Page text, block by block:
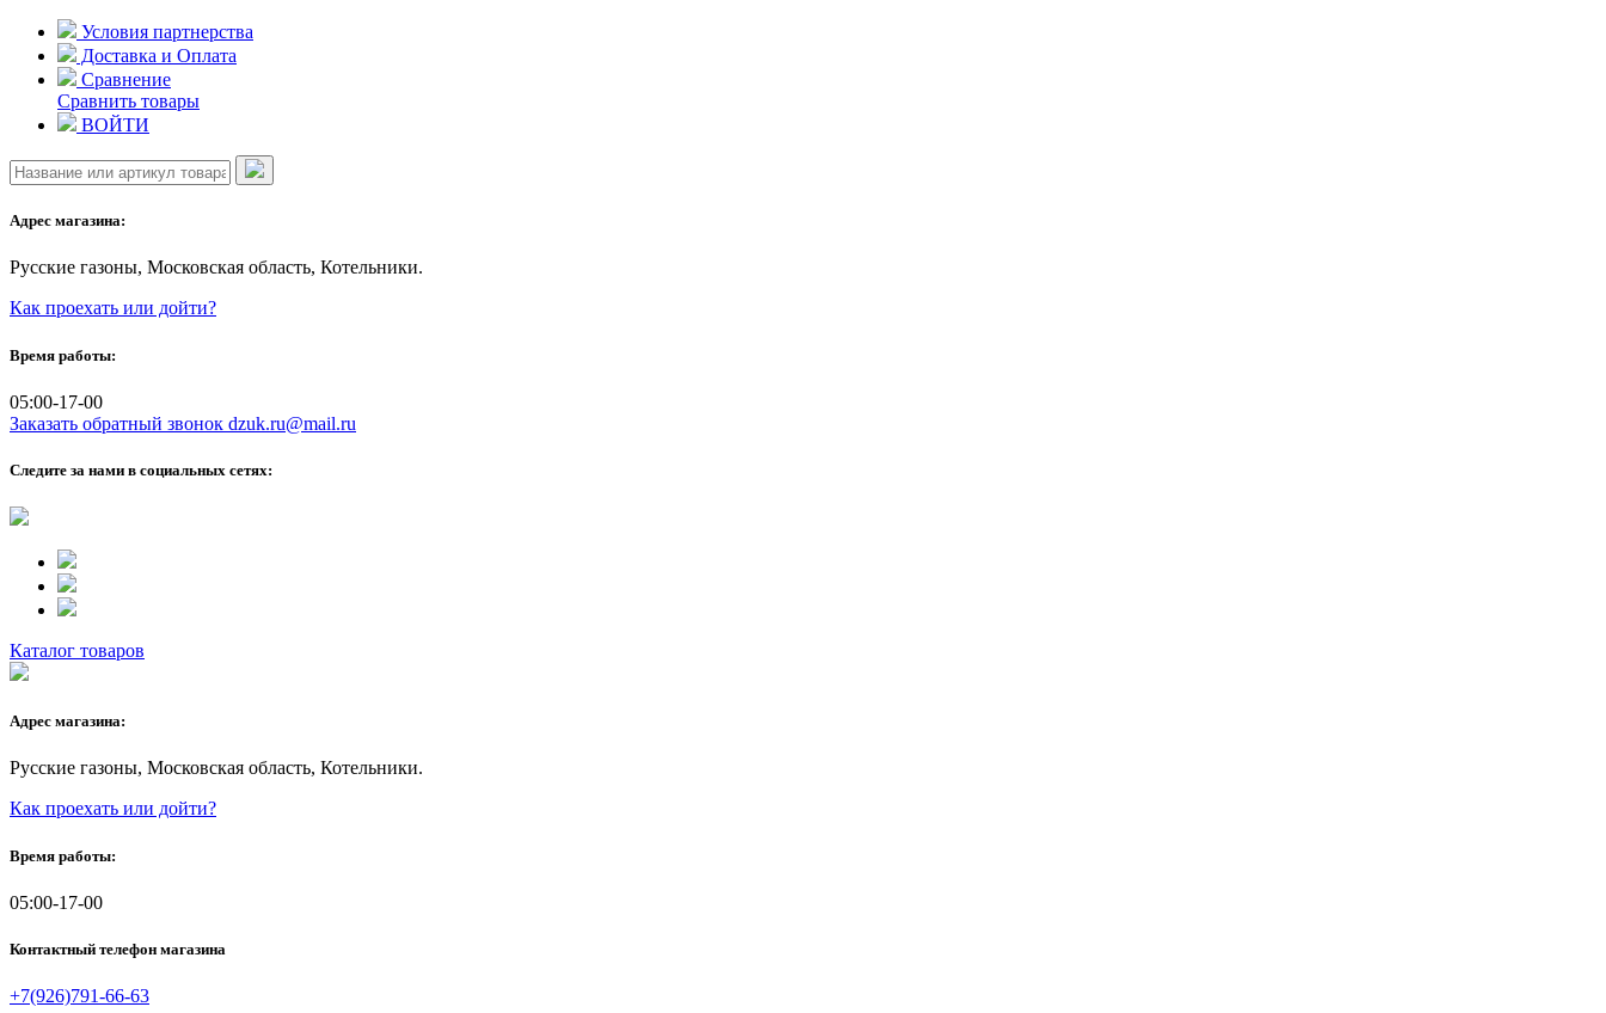
Skip
content
Условия партнерства
Доставка и Оплата
Сравнение
Сравнить товары
ВОЙТИ
Адрес магазина:
Русские газоны, Московская область, Котельники.
Как проехать или дойти?
Время работы:
05:00-17-00
Заказать обратный звонок dzuk.ru@mail.ru
Следите за нами в социальных сетях:
Каталог товаров
Адрес магазина:
Русские газоны, Московская область, Котельники.
Как проехать или дойти?
Время работы:
05:00-17-00
Контактный телефон магазина
+7(926)791-66-63